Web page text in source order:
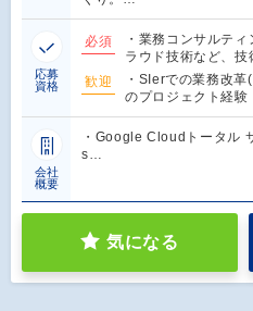
応募
資格
必須
・業務コンサルテ
ラウド技術など、技
歓迎
・SIerでの業務改
のプロジェクト経験
会社
概要
・Google Cloudトータル
s…
気になる